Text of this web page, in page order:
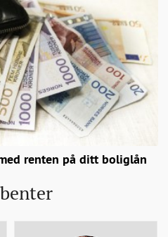
renten på ditt boliglån